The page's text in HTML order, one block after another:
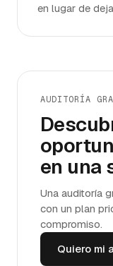
en lugar de
AUDITORÍA
en una
Una auditoría
con un plan
compromiso.
Quiero mi